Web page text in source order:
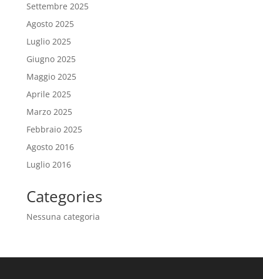
Settembre 2025
Agosto 2025
Luglio 2025
Giugno 2025
Maggio 2025
Aprile 2025
Marzo 2025
Febbraio 2025
Agosto 2016
Luglio 2016
Categories
Nessuna categoria